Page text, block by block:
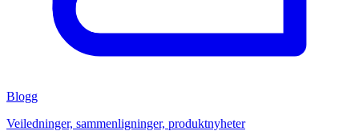
Blogg
Veiledninger, sammenligninger, produktnyheter